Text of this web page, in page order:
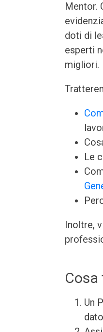
Mentor.
doti di
esperti
migliori.
Le
Inoltre,
Cosa
Un